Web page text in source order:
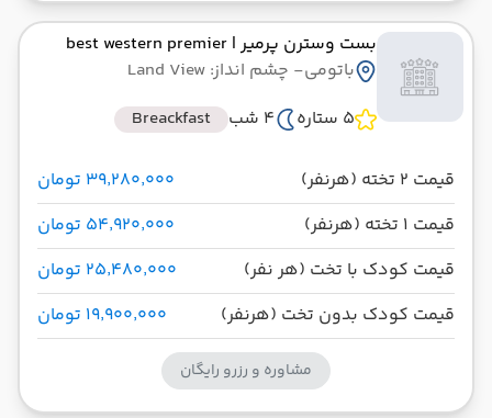
بست وسترن پرمیر| best western premier
باتومی- چشم انداز: Land View
5 ستاره
4 شب Breackfast
قیمت 2 تخته (هرنفر)
۳۹٬۲۸۰٬۰۰۰ تومان
قیمت 1 تخته (هرنفر)
۵۴٬۹۲۰٬۰۰۰ تومان
قیمت کودک با تخت (هر نفر)
۲۵٬۴۸۰٬۰۰۰ تومان
قیمت کودک بدون تخت (هرنفر)
۱۹٬۹۰۰٬۰۰۰ تومان
مشاوره و رزرو رایگان